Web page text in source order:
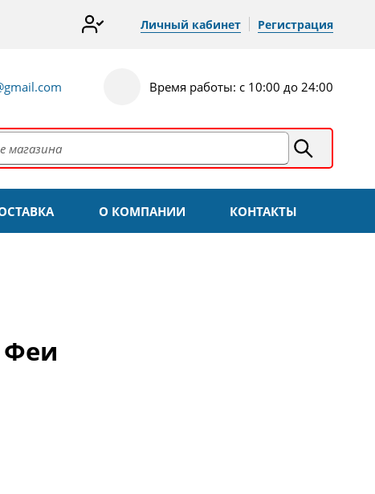
Личный кабинет Регистрация
Время работы: с 10:00 до 24:00
О КОМПАНИИ КОНТАКТЫ
Феи